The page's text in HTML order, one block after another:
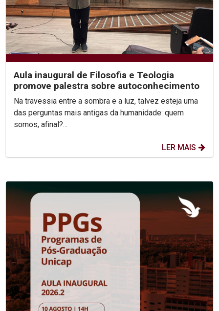
Aula inaugural de Filosofia e Teologia
promove palestra sobre autoconhecimento
Na travessia entre a sombra e a luz, talvez esteja uma
das perguntas mais antigas da humanidade: quem
somos, afinal?...
LER MAIS